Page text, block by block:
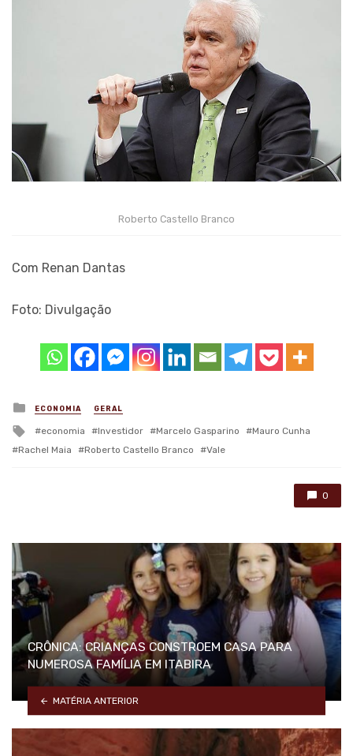
Roberto Castello Branco
Com Renan Dantas
Foto: Divulgação
Posted
in
ECONOMIA GERAL
Tagged
with
economia Investidor Marcelo Gasparino
Mauro Cunha
Rachel Maia
Roberto Castello Branco Vale
0
CRÔNICA: CRIANÇAS CONSTROEM CASA PARA
NUMEROSA FAMÍLIA EM ITABIRA
MATÉRIA ANTERIOR